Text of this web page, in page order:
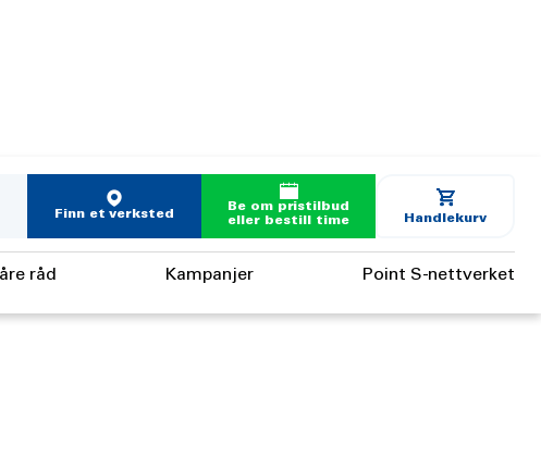
Finn et verksted
Be om pristilbud
eller bestill time
Handlekurv
råd Kampanjer Point S-nettverket